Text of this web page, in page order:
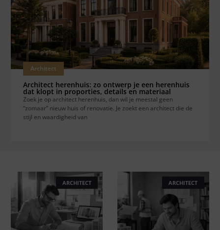
Architect
Architect herenhuis: zo ontwerp je een herenhuis
dat klopt in proporties, details en materiaal
Zoek je op architect herenhuis, dan wil je meestal geen
“zomaar” nieuw huis of renovatie. Je zoekt een architect die de
stijl en waardigheid van
ARCHITECT ARCHITECT